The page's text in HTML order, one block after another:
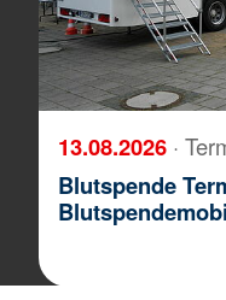
13.08.2026 ·
Blutspende